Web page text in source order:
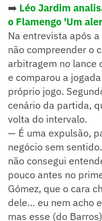
➡️ Léo Jardim
o Flamengo 'Um
Na entrevista após
não compreender o
arbitragem no lance
e comparou a
próprio jogo.
cenário da partida,
volta do intervalo.
— É uma expulsão,
negócio sem
não consegui
pouco antes no
Gómez, que o cara
dele… eu nem acho
mas esse (do